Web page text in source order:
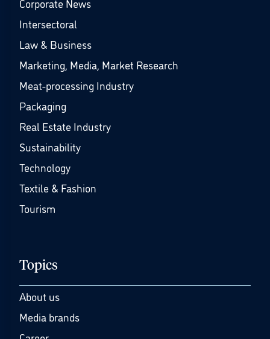
Corporate News
Intersectoral
Law & Business
Marketing, Media, Market Research
Meat-processing Industry
Packaging
Real Estate Industry
Sustainability
Technology
Textile & Fashion
Tourism
Topics
About us
Media brands